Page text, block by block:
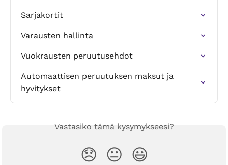
Sarjakortit
Varausten hallinta
Vuokrausten peruutusehdot
Automaattisen peruutuksen maksut ja
hyvitykset
Vastasiko tämä kysymykseesi?
😞 😐 😃